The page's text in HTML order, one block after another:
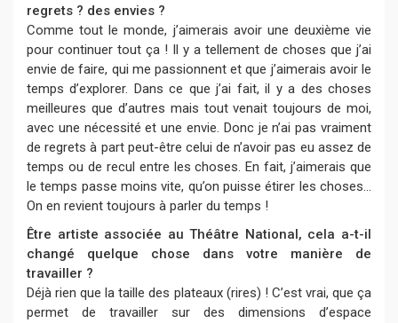
regrets ? des envies ?
Comme tout le monde, j’aimerais avoir une deuxième vie
pour continuer tout ça ! Il y a tellement de choses que j’ai
envie de faire, qui me passionnent et que j’aimerais avoir le
temps d’explorer. Dans ce que j’ai fait, il y a des choses
meilleures que d’autres mais tout venait toujours de moi,
avec une nécessité et une envie. Donc je n’ai pas vraiment
de regrets à part peut-être celui de n’avoir pas eu assez de
temps ou de recul entre les choses. En fait, j’aimerais que
le temps passe moins vite, qu’on puisse étirer les choses...
On en revient toujours à parler du temps !
Être artiste associée au Théâtre National, cela a-t-il
changé quelque chose dans votre manière de
travailler ?
Déjà rien que la taille des plateaux (rires) ! C’est vrai, que ça
permet de travailler sur des dimensions d’espace